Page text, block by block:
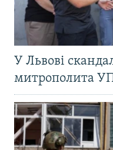
У Львові
митрополита